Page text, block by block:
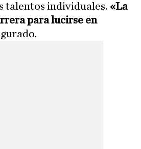
talentos individuales. «La
para lucirse en